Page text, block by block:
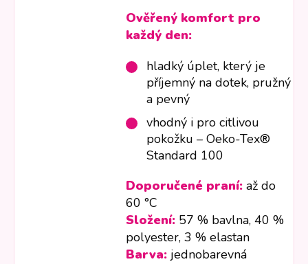
Ověřený komfort pro
každý den:
hladký úplet, který je
příjemný na dotek, pružný
a pevný
vhodný i pro citlivou
pokožku – Oeko-Tex®
Standard 100
Doporučené praní: až do
60 °C
Složení: 57 % bavlna, 40 %
polyester, 3 % elastan
Barva: jednobarevná